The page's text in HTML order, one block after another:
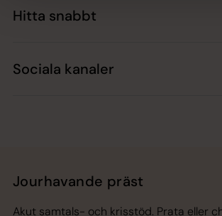
Hitta snabbt
Sociala kanaler
Jourhavande präst
Akut samtals- och krisstöd. Prata eller